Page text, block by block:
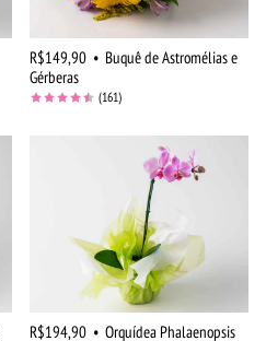
R$149,90 • Buquê de Astromélias e
Gérberas
(161)
R$194,90 • Orquídea Phalaenopsis